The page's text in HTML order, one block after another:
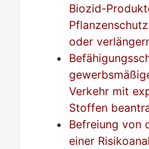
Biozid-
oder
Verkehr mit
Stoffen
Befreiung von
einer